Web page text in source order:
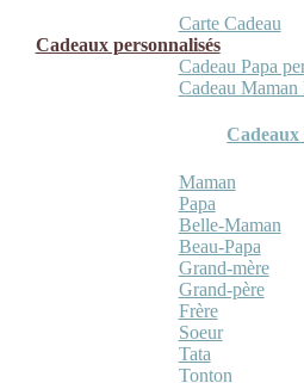
Carte Cadeau
Cadeaux personnalisés
Cadeau Papa
Cadeau Maman
Cadeaux
Maman
Papa
Belle-Maman
Beau-Papa
Grand-mère
Grand-père
Frère
Soeur
Tata
Tonton